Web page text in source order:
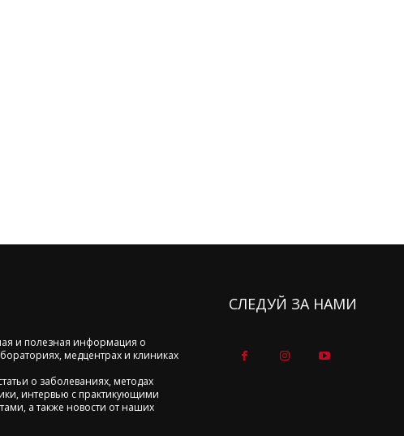
и полезная информация о
медцентрах и клиниках
о заболеваниях, методах
интервью с практикующими
а также новости от наших
СЛЕДУЙ ЗА НАМИ